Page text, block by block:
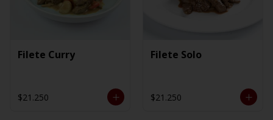
Filete Curry
$21.250
Filete Solo
$21.250